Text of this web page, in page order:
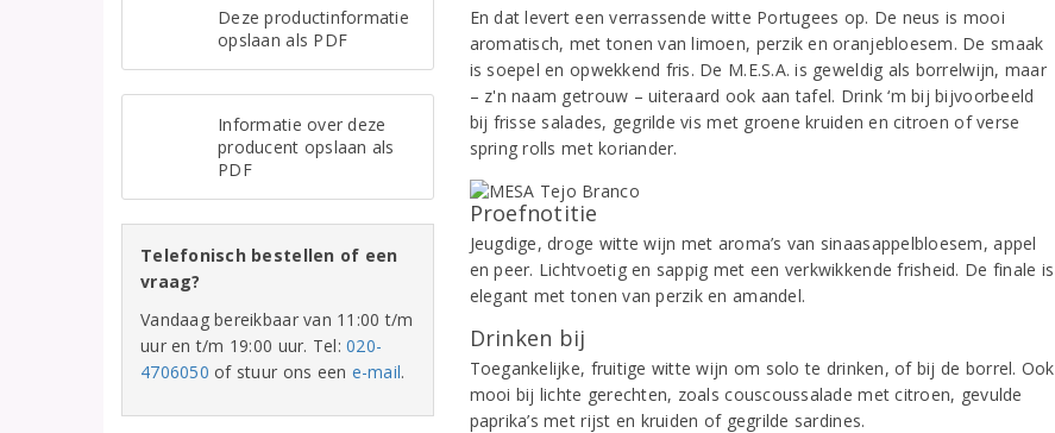
Deze productinformatie
opslaan als PDF
Informatie over deze
producent opslaan als
PDF
Telefonisch bestellen of een
vraag?
Vandaag bereikbaar van 11:00 t/m
uur en t/m 19:00 uur. Tel:020-
4706050 of stuur ons een e-mail.
En dat levert een verrassende witte Portugees op. De neus is mooi
aromatisch, met tonen van limoen, perzik en oranjebloesem. De smaak
is soepel en opwekkend fris. De M.E.S.A. is geweldig als borrelwijn, maar
– z'n naam getrouw – uiteraard ook aan tafel. Drink ‘m bij bijvoorbeeld
bij frisse salades, gegrilde vis met groene kruiden en citroen of verse
spring rolls met koriander.
Proefnotitie
Jeugdige, droge witte wijn met aroma’s van sinaasappelbloesem, appel
en peer. Lichtvoetig en sappig met een verkwikkende frisheid. De finale is
elegant met tonen van perzik en amandel.
Drinken bij
Toegankelijke, fruitige witte wijn om solo te drinken, of bij de borrel. Ook
mooi bij lichte gerechten, zoals couscoussalade met citroen, gevulde
paprika’s met rijst en kruiden of gegrilde sardines.